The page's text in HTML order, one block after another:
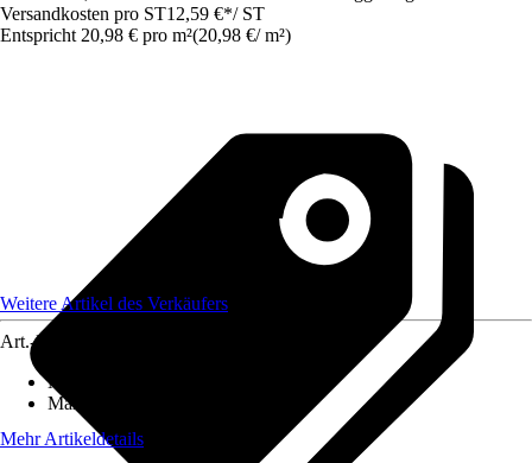
Versandkosten pro ST12,59 €*/ ST
Entspricht 20,98 € pro m²(20,98 €/ m²)
Weitere Artikel des Verkäufers
Art.-Nr.
Material
Maße (BxL)
Mehr Artikeldetails